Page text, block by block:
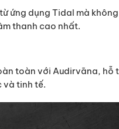
ứng dụng Tidal mà
thanh cao nhất.
toàn với Audirvāna, hỗ
và tinh tế.